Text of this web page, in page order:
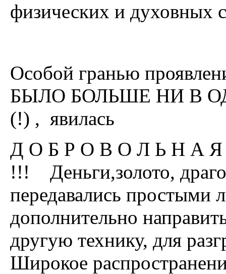
физических и духовных
Особой гранью
БЫЛО БОЛЬШЕ НИ В
(!) , явилась
Д О Б Р О В О Л Ь Н А Я
!!! Деньги,золото,
передавались простыми
дополнительно
другую технику, для
Широкое